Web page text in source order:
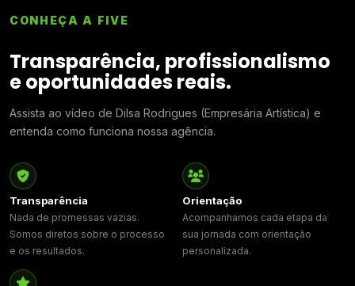
CONHEÇA A FIVE
Transparência, profissionalismo
e oportunidades reais.
Assista ao vídeo de Dilsa Rodrigues (Empresária Artística) e
entenda como funciona nossa agência.
Transparência
Nada de promessas vazias.
Somos diretos sobre o processo
e os resultados.
Orientação
Acompanhamos cada etapa da
sua jornada com orientação
personalizada.